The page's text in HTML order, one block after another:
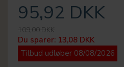
95,92 DKK
109,00 DKK
Du sparer: 13,08 DKK
Tilbud udløber 08/08/2026